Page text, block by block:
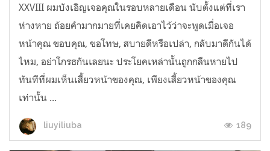
XXVIII ผมบังเอิญเจอคุณในรอบหลายเดือน นับตั้งแต่ที่เรา
ห่างหาย ถ้อยคำมากมายที่เคยคิดเอาไว้ว่าจะพูดเมื่อเจอ
หน้าคุณ ขอบคุณ, ขอโทษ, สบายดีหรือเปล่า, กลับมาดีกันได้
ไหม, อย่าโกรธกันเลยนะ ประโยคเหล่านั้นถูกกลืนหายไป
ทันทีที่ผมเห็นเสี้ยวหน้าของคุณ, เพียงเสี้ยวหน้าของคุณ
เท่านั้น ...
liuyiliuba 189